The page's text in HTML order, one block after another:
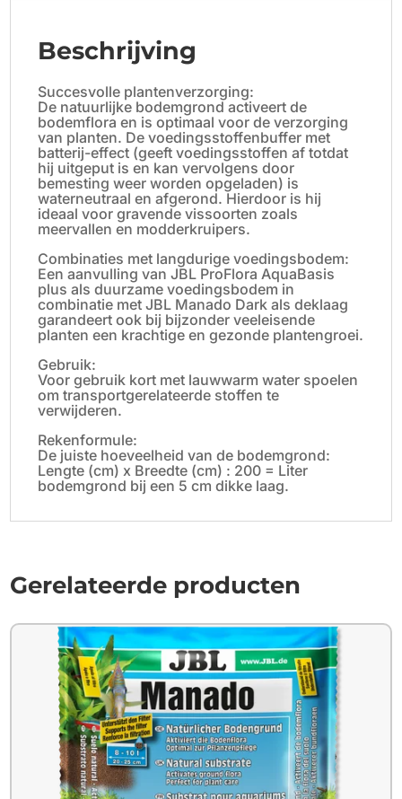
Beschrijving
Succesvolle plantenverzorging:
De natuurlijke bodemgrond activeert de
bodemflora en is optimaal voor de verzorging
van planten. De voedingsstoffenbuffer met
batterij-effect (geeft voedingsstoffen af totdat
hij uitgeput is en kan vervolgens door
bemesting weer worden opgeladen) is
waterneutraal en afgerond. Hierdoor is hij
ideaal voor gravende vissoorten zoals
meervallen en modderkruipers.
Combinaties met langdurige voedingsbodem:
Een aanvulling van JBL ProFlora AquaBasis
plus als duurzame voedingsbodem in
combinatie met JBL Manado Dark als deklaag
garandeert ook bij bijzonder veeleisende
planten een krachtige en gezonde plantengroei.
Gebruik:
Voor gebruik kort met lauwwarm water spoelen
om transportgerelateerde stoffen te
verwijderen.
Rekenformule:
De juiste hoeveelheid van de bodemgrond:
Lengte (cm) x Breedte (cm) : 200 = Liter
bodemgrond bij een 5 cm dikke laag.
Gerelateerde producten